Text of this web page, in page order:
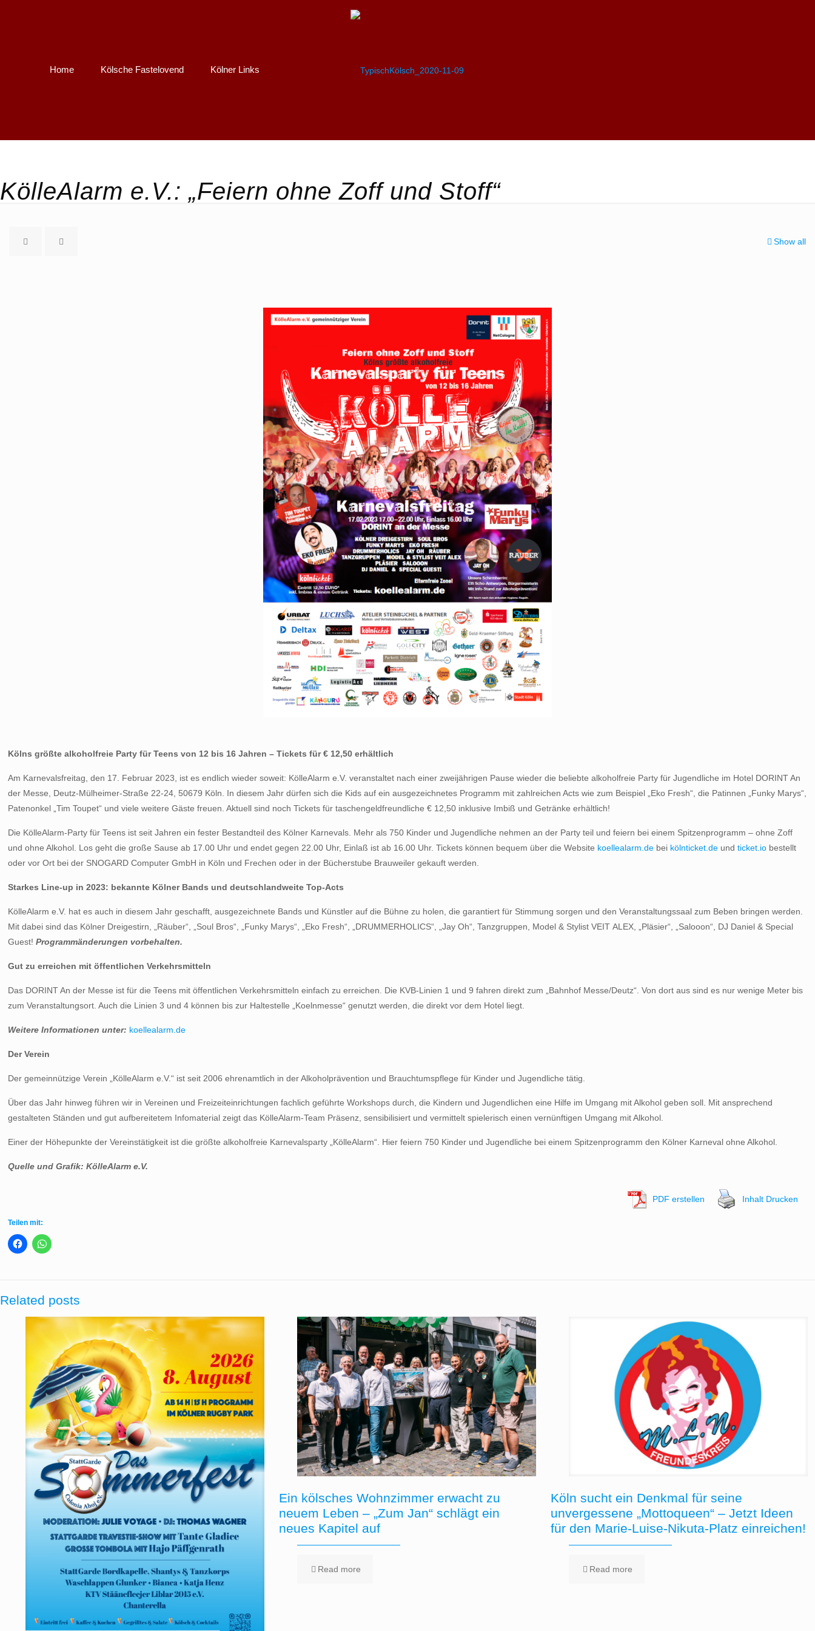
Home Kölsche Fastelovend Kölner Links
KölleAlarm e.V.: „Feiern ohne Zoff und Stoff“
Show all
Kölns größte alkoholfreie Party für Teens von 12 bis 16 Jahren – Tickets für € 12,50 erhältlich
Am Karnevalsfreitag, den 17. Februar 2023, ist es endlich wieder soweit: KölleAlarm e.V. veranstaltet nach einer zweijährigen Pause wieder die beliebte alkoholfreie Party für Jugendliche im Hotel DORINT An
der Messe, Deutz-Mülheimer-Straße 22-24, 50679 Köln. In diesem Jahr dürfen sich die Kids auf ein ausgezeichnetes Programm mit zahlreichen Acts wie zum Beispiel „Eko Fresh“, die Patinnen „Funky Marys“,
Patenonkel „Tim Toupet“ und viele weitere Gäste freuen. Aktuell sind noch Tickets für taschengeldfreundliche € 12,50 inklusive Imbiß und Getränke erhältlich!
Die KölleAlarm-Party für Teens ist seit Jahren ein fester Bestandteil des Kölner Karnevals. Mehr als 750 Kinder und Jugendliche nehmen an der Party teil und feiern bei einem Spitzenprogramm – ohne Zoff
und ohne Alkohol. Los geht die große Sause ab 17.00 Uhr und endet gegen 22.00 Uhr, Einlaß ist ab 16.00 Uhr. Tickets können bequem über die Website koellealarm.de bei kölnticket.de undticket.io bestellt
oder vor Ort bei der SNOGARD Computer GmbH in Köln und Frechen oder in der Bücherstube Brauweiler gekauft werden.
Starkes Line-up in 2023: bekannte Kölner Bands und deutschlandweite Top-Acts
KölleAlarm e.V. hat es auch in diesem Jahr geschafft, ausgezeichnete Bands und Künstler auf die Bühne zu holen, die garantiert für Stimmung sorgen und den Veranstaltungssaal zum Beben bringen werden.
Mit dabei sind das Kölner Dreigestirn, „Räuber“, „Soul Bros“, „Funky Marys“, „Eko Fresh“, „DRUMMERHOLICS“, „Jay Oh“, Tanzgruppen, Model & Stylist VEIT ALEX, „Pläsier“, „Salooon“, DJ Daniel & Special
Guest!Programmänderungen vorbehalten.
Gut zu erreichen mit öffentlichen Verkehrsmitteln
Das DORINT An der Messe ist für die Teens mit öffentlichen Verkehrsmitteln einfach zu erreichen. Die KVB-Linien 1 und 9 fahren direkt zum „Bahnhof Messe/Deutz“. Von dort aus sind es nur wenige Meter bis
zum Veranstaltungsort. Auch die Linien 3 und 4 können bis zur Haltestelle „Koelnmesse“ genutzt werden, die direkt vor dem Hotel liegt.
Weitere Informationen unter: koellealarm.de
Der Verein
Der gemeinnützige Verein „KölleAlarm e.V.“ ist seit 2006 ehrenamtlich in der Alkoholprävention und Brauchtumspflege für Kinder und Jugendliche tätig.
Über das Jahr hinweg führen wir in Vereinen und Freizeiteinrichtungen fachlich geführte Workshops durch, die Kindern und Jugendlichen eine Hilfe im Umgang mit Alkohol geben soll. Mit ansprechend
gestalteten Ständen und gut aufbereitetem Infomaterial zeigt das KölleAlarm-Team Präsenz, sensibilisiert und vermittelt spielerisch einen vernünftigen Umgang mit Alkohol.
Einer der Höhepunkte der Vereinstätigkeit ist die größte alkoholfreie Karnevalsparty „KölleAlarm“. Hier feiern 750 Kinder und Jugendliche bei einem Spitzenprogramm den Kölner Karneval ohne Alkohol.
Quelle und Grafik: KölleAlarm e.V.
PDF erstellen Inhalt Drucken
Teilen mit:
Related posts
Ein kölsches Wohnzimmer erwacht zu
neuem Leben – „Zum Jan“ schlägt ein
neues Kapitel auf
Read more
Köln sucht ein Denkmal für seine
unvergessene „Mottoqueen“ – Jetzt Ideen
für den Marie-Luise-Nikuta-Platz einreichen!
Read more